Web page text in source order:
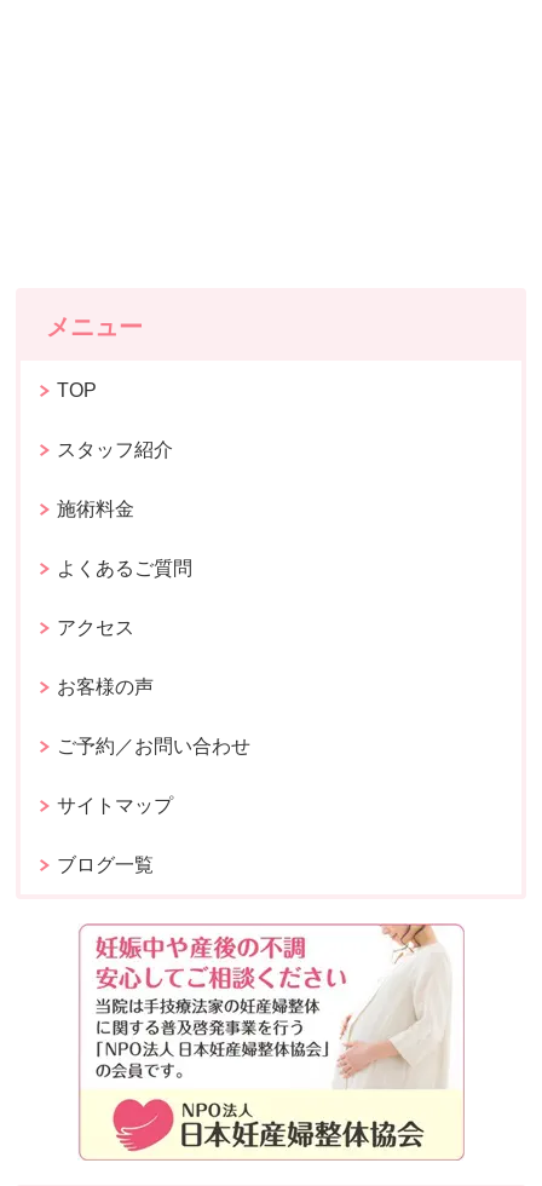
メニュー
TOP
スタッフ紹介
施術料金
よくあるご質問
アクセス
お客様の声
ご予約／お問い合わせ
サイトマップ
ブログ一覧